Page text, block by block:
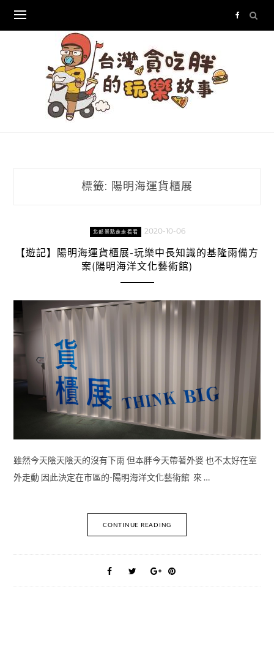
content
標籤: 陽明海運貨櫃展
北部景點走走看看 2020-10-06
【遊記】陽明海運貨櫃展-玩樂中長知識的基隆雨備方
案(陽明海洋文化藝術館)
雖然今天陰天陰天的沒有下雨 但本胖今天帶著外婆 也不太好在室
外走動 因此決定在市區的-陽明海洋文化藝術館 來 …
CONTINUE READING